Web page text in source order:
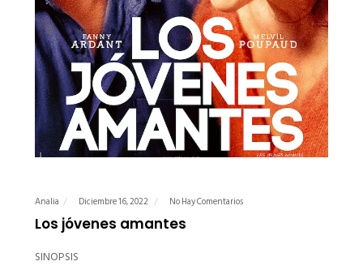
Analia Diciembre 16, 2022 No Hay Comentarios
Los jóvenes amantes
SINOPSIS